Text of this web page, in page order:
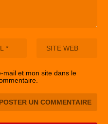
mail et mon site dans le